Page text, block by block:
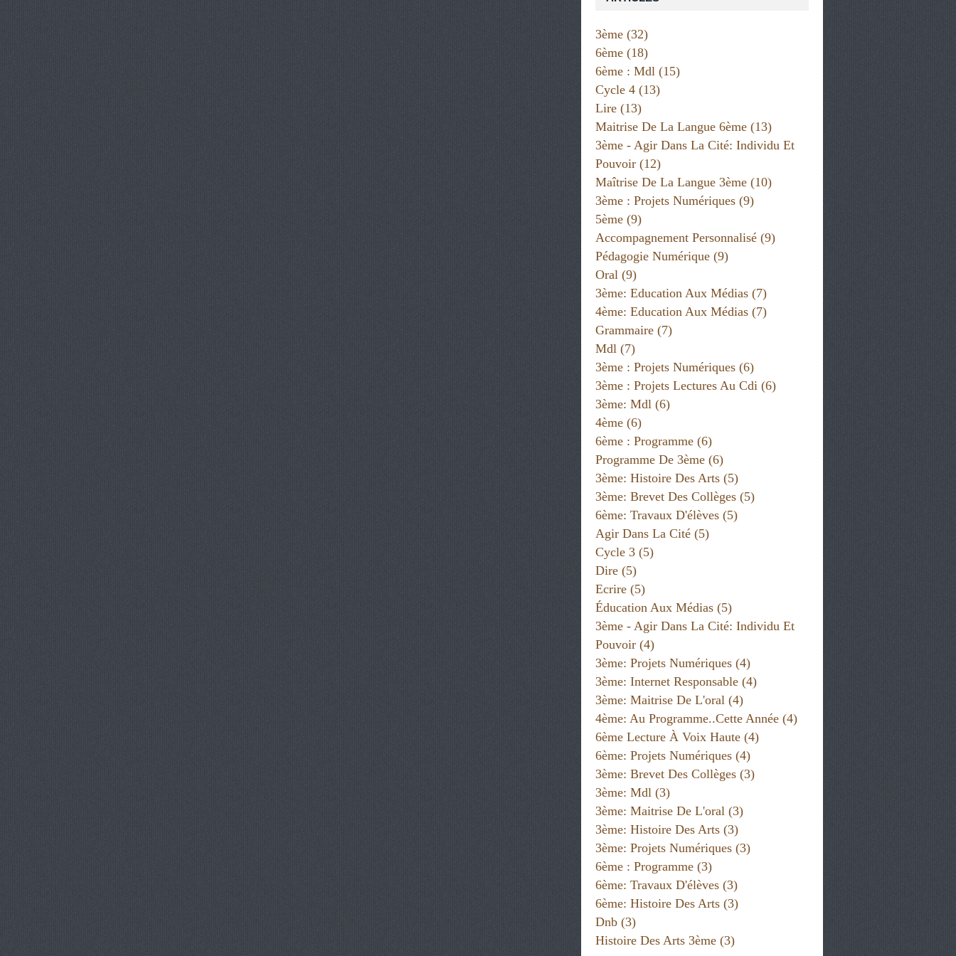
3ème (32)
6ème (18)
6ème : Mdl (15)
Cycle 4 (13)
Lire (13)
Maitrise De La Langue 6ème (13)
3ème - Agir Dans La Cité: Individu Et
Pouvoir (12)
Maîtrise De La Langue 3ème (10)
3ème : Projets Numériques (9)
5ème (9)
Accompagnement Personnalisé (9)
Pédagogie Numérique (9)
Oral (9)
3ème: Education Aux Médias (7)
4ème: Education Aux Médias (7)
Grammaire (7)
Mdl (7)
3ème : Projets Numériques (6)
3ème : Projets Lectures Au Cdi (6)
3ème: Mdl (6)
4ème (6)
6ème : Programme (6)
Programme De 3ème (6)
3ème: Histoire Des Arts (5)
3ème: Brevet Des Collèges (5)
6ème: Travaux D'élèves (5)
Agir Dans La Cité (5)
Cycle 3 (5)
Dire (5)
Ecrire (5)
Éducation Aux Médias (5)
3ème - Agir Dans La Cité: Individu Et
Pouvoir (4)
3ème: Projets Numériques (4)
3ème: Internet Responsable (4)
3ème: Maitrise De L'oral (4)
4ème: Au Programme..cette Année (4)
6ème Lecture À Voix Haute (4)
6ème: Projets Numériques (4)
3ème: Brevet Des Collèges (3)
3ème: Mdl (3)
3ème: Maitrise De L'oral (3)
3ème: Histoire Des Arts (3)
3ème: Projets Numériques (3)
6ème : Programme (3)
6ème: Travaux D'élèves (3)
6ème: Histoire Des Arts (3)
Dnb (3)
Histoire Des Arts 3ème (3)